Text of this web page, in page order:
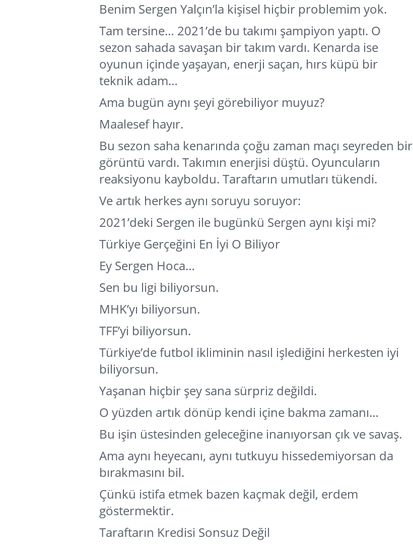
Benim Sergen Yalçın’la kişisel hiçbir problemim yok.
Tam tersine… 2021’de bu takımı şampiyon yaptı. O
sezon sahada savaşan bir takım vardı. Kenarda ise
oyunun içinde yaşayan, enerji saçan, hırs küpü bir
teknik adam…
Ama bugün aynı şeyi görebiliyor muyuz?
Maalesef hayır.
Bu sezon saha kenarında çoğu zaman maçı seyreden bir
görüntü vardı. Takımın enerjisi düştü. Oyuncuların
reaksiyonu kayboldu. Taraftarın umutları tükendi.
Ve artık herkes aynı soruyu soruyor:
2021’deki Sergen ile bugünkü Sergen aynı kişi mi?
Türkiye Gerçeğini En İyi O Biliyor
Ey Sergen Hoca…
Sen bu ligi biliyorsun.
MHK’yı biliyorsun.
TFF’yi biliyorsun.
Türkiye’de futbol ikliminin nasıl işlediğini herkesten iyi
biliyorsun.
Yaşanan hiçbir şey sana sürpriz değildi.
O yüzden artık dönüp kendi içine bakma zamanı…
Bu işin üstesinden geleceğine inanıyorsan çık ve savaş.
Ama aynı heyecanı, aynı tutkuyu hissedemiyorsan da
bırakmasını bil.
Çünkü istifa etmek bazen kaçmak değil, erdem
göstermektir.
Taraftarın Kredisi Sonsuz Değil